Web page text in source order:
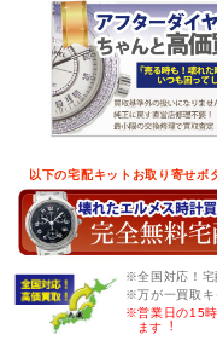
以下の宅配キットお取り寄せボ
※全国対応！宅
※万が一買取キ
※営業日の15時
ます︕